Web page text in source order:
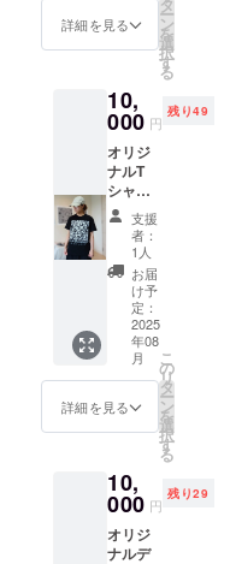
詳細を見る ー
ン
を
選
択
す
る
10,
000 円
残り49
オリジ
ナルT
シャ
ツ 半
袖 セ
ンスオ
ブワン
ダー
黒 M
サイ
ズ
ロゴ
マーク
刺繍無
し 自筆
サイン
支援
者：
1人
お届
け予
定：
2025
年08
月
詳細を見る
こ
の
リ
タ
ー
ン
を
選
択
す
る
10,
000 円
残り29
オリジ
ナルデ